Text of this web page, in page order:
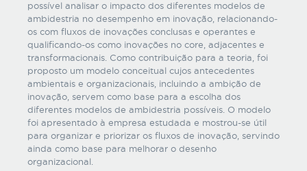
possível analisar o impacto dos diferentes modelos de
ambidestria no desempenho em inovação, relacionando-
os com fluxos de inovações conclusas e operantes e
qualificando-os como inovações no core, adjacentes e
transformacionais. Como contribuição para a teoria, foi
proposto um modelo conceitual cujos antecedentes
ambientais e organizacionais, incluindo a ambição de
inovação, servem como base para a escolha dos
diferentes modelos de ambidestria possíveis. O modelo
foi apresentado à empresa estudada e mostrou-se útil
para organizar e priorizar os fluxos de inovação, servindo
ainda como base para melhorar o desenho
organizacional.